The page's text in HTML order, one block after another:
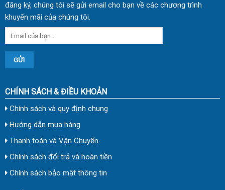
đăng ký, chúng tôi sẽ gửi email cho bạn về các chương trình
khuyến mãi của chúng tôi.
CHÍNH SÁCH & ĐIỀU KHOẢN
Chính sách và quy định chung
Hướng dẫn mua hàng
Thanh toán và Vận Chuyển
Chính sách đổi trả và hoàn tiền
Chính sách bảo mật thông tin